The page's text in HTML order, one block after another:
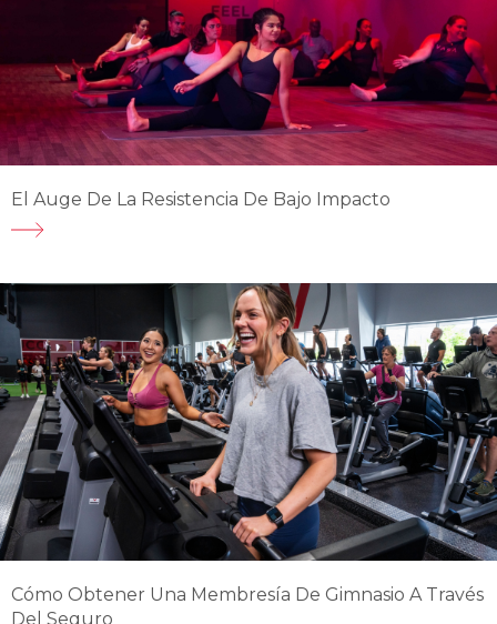
El Auge De La Resistencia De Bajo Impacto
Cómo Obtener Una Membresía De Gimnasio A Través
Del Seguro